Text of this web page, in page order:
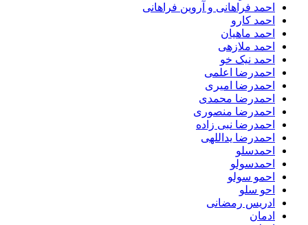
احمد فراهانی و آروین فراهانی
احمد کارو
احمد ماهیان
احمد ملازهی
احمد نیک خو
احمدرضا اعلمی
احمدرضا امیری
احمدرضا محمدی
احمدرضا منصوری
احمدرضا نبی زاده
احمدرضا یداللهی
احمدسلو
احمدسولو
احمو سولو
احو سلو
ادریس رمضانی
ادمان